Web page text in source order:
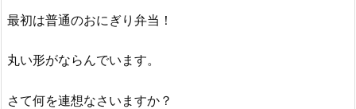
最初は普通のおにぎり弁当！
丸い形がならんでいます。
さて何を連想なさいますか？